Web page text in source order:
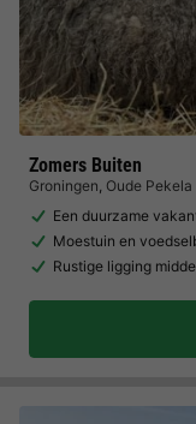
Zomers Buiten
Groningen, Oude Pekela
Een duurzame
Moestuin en
Rustige ligging